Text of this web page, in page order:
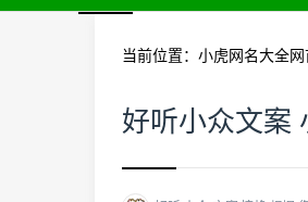
当前位置： 小虎网名大全网
好听小众文案